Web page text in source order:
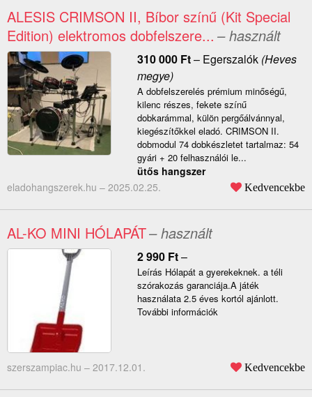
ALESIS CRIMSON II, Bíbor színű (Kit Special
Edition) elektromos dobfelszere... – használt
310 000 Ft– Egerszalók(Heves
megye)
A dobfelszerelés prémium minőségű,
kilenc részes, fekete színű
dobkarámmal, külön pergőálvánnyal,
kiegészítőkkel eladó. CRIMSON II.
dobmodul 74 dobkészletet tartalmaz: 54
gyári + 20 felhasználói le...
ütős hangszer
eladohangszerek.hu – 2025.02.25. Kedvencekbe
AL-KO MINI HÓLAPÁT– használt
2 990 Ft–
Leírás Hólapát a gyerekeknek. a téli
szórakozás garanciája.A játék
használata 2.5 éves kortól ajánlott.
További információk
szerszampiac.hu – 2017.12.01. Kedvencekbe